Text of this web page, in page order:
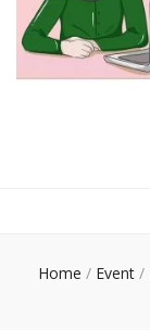
Home / Event /